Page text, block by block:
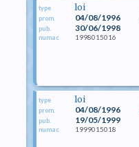
type loi
prom. 04/08/1996
pub. 30/06/1998
numac 1998015016
type loi
prom. 04/08/1996
pub. 19/05/1999
numac 1999015018